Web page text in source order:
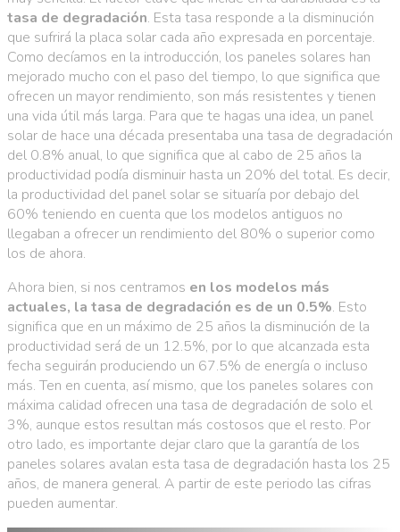
tasa de degradación. Esta tasa responde a la disminución
que sufrirá la placa solar cada año expresada en porcentaje.
Como decíamos en la introducción, los paneles solares han
mejorado mucho con el paso del tiempo, lo que significa que
ofrecen un mayor rendimiento, son más resistentes y tienen
una vida útil más larga. Para que te hagas una idea, un panel
solar de hace una década presentaba una tasa de degradación
del 0.8% anual, lo que significa que al cabo de 25 años la
productividad podía disminuir hasta un 20% del total. Es decir,
la productividad del panel solar se situaría por debajo del
60% teniendo en cuenta que los modelos antiguos no
llegaban a ofrecer un rendimiento del 80% o superior como
los de ahora.
Ahora bien, si nos centramos en los modelos más
actuales, la tasa de degradación es de un 0.5%. Esto
significa que en un máximo de 25 años la disminución de la
productividad será de un 12.5%, por lo que alcanzada esta
fecha seguirán produciendo un 67.5% de energía o incluso
más. Ten en cuenta, así mismo, que los paneles solares con
máxima calidad ofrecen una tasa de degradación de solo el
3%, aunque estos resultan más costosos que el resto. Por
otro lado, es importante dejar claro que la garantía de los
paneles solares avalan esta tasa de degradación hasta los 25
años, de manera general. A partir de este periodo las cifras
pueden aumentar.